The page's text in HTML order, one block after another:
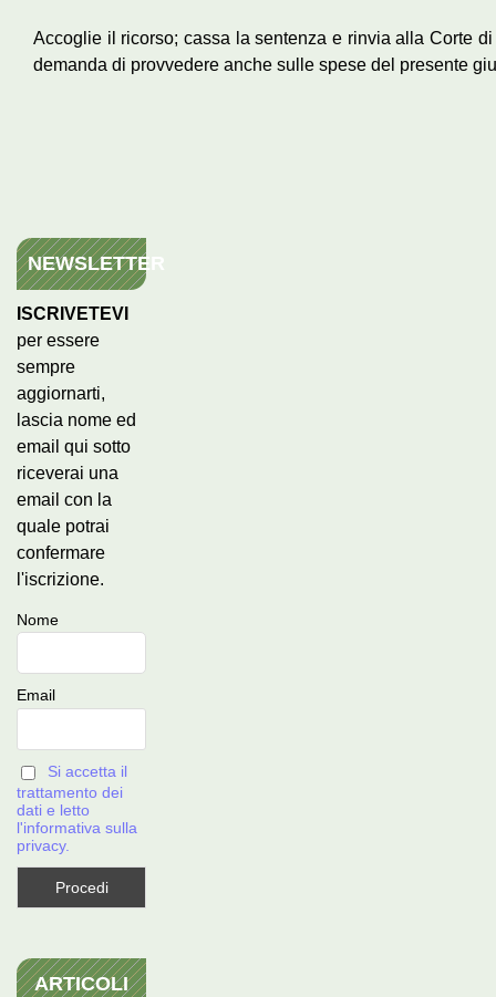
Accoglie il ricorso; cassa la sentenza e rinvia alla Corte
demanda di provvedere anche sulle spese del presente
NEWSLETTER
ISCRIVETEVI
per essere
sempre
aggiornarti,
lascia nome ed
email qui sotto
riceverai una
email con la
quale potrai
confermare
l'iscrizione.
Nome
Email
Si accetta il
trattamento dei
dati e letto
l'informativa sulla
privacy.
ARTICOLI